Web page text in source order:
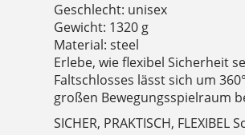
Geschlecht: unisex
Gewicht: 1320 g
Material: steel
Erlebe, wie flexibel Sicherheit
Faltschlosses lässt sich um
großen Bewegungsspielraum
SICHER, PRAKTISCH,